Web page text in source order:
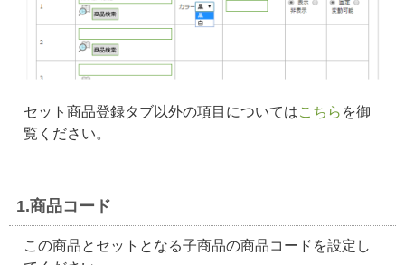
セット商品登録タブ以外の項目についてはこちら を御
覧ください。
1.商品コード
この商品とセットとなる子商品の商品コードを設定し